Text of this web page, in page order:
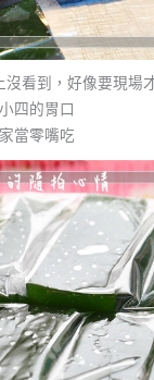
沒看到，好像要現場
四的胃口
當零嘴吃